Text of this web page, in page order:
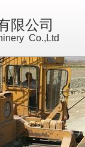
限公司
Co.,Ltd